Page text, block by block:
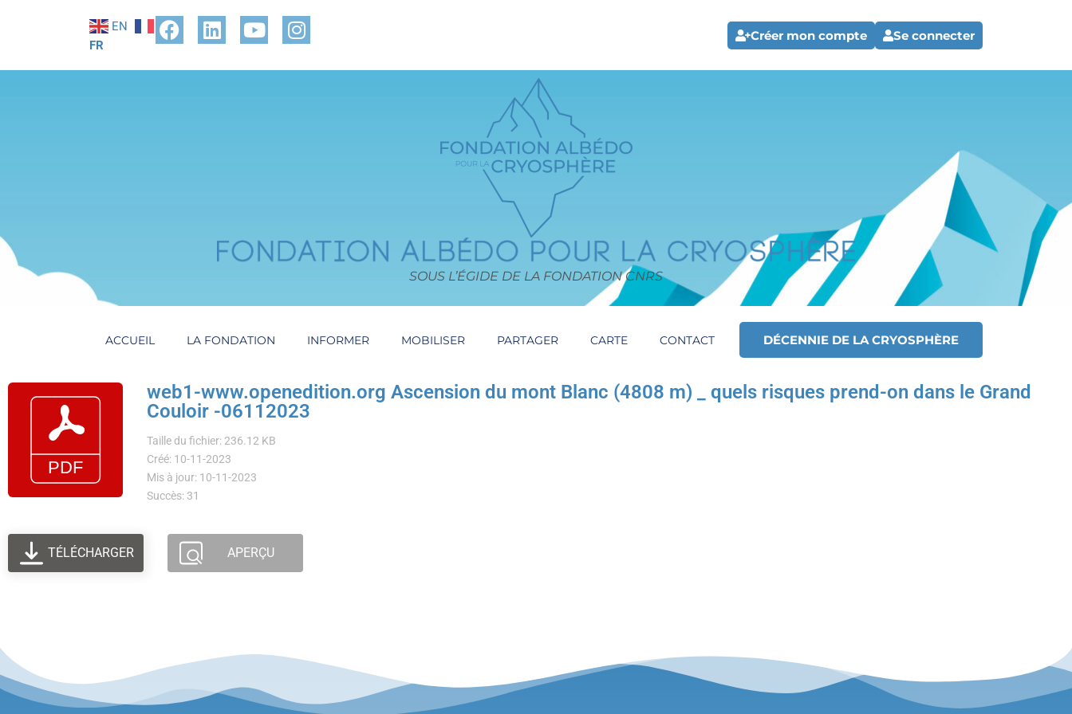
EN
FR
Créer mon compte Se connecter
SOUS L’ÉGIDE DE LA FONDATION CNRS
ACCUEIL LA FONDATION INFORMER MOBILISER PARTAGER CARTE CONTACT DÉCENNIE DE LA CRYOSPHÈRE
web1-www.openedition.org Ascension du mont Blanc (4808 m) _ quels risques prend-on dans le Grand
Couloir -06112023
Taille du fichier: 236.12 KB
Créé: 10-11-2023
Mis à jour: 10-11-2023
Succès: 31
TÉLÉCHARGER APERÇU